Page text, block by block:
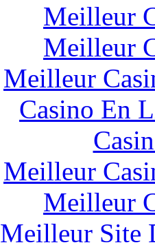
Meilleur
Meilleur
Meilleur
Casino En
Meilleur
Meilleur
Meilleur Site